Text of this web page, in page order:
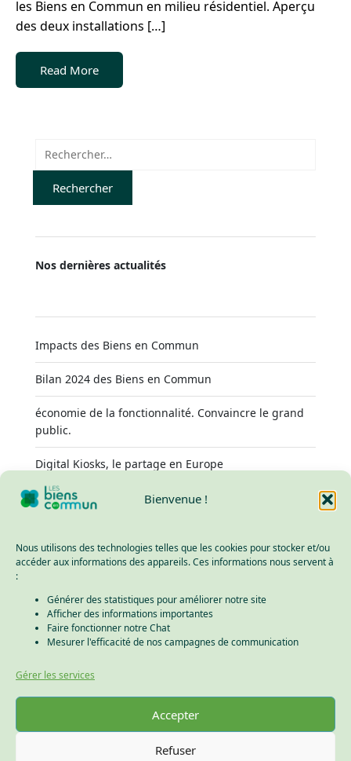
Bienvenue !
Nous utilisons des technologies telles que les cookies pour stocker et/ou
accéder aux informations des appareils. Ces informations nous servent à
:
Générer des statistiques pour améliorer notre site
Afficher des informations importantes
Faire fonctionner notre Chat
Mesurer l'efficacité de nos campagnes de communication
Gérer les services
Accepter
Refuser
les Biens en Commun en milieu résidentiel. Aperçu
des deux installations […]
Read More
Rechercher :
Nos dernières actualités
Impacts des Biens en Commun
Bilan 2024 des Biens en Commun
économie de la fonctionnalité. Convaincre le grand
public.
Digital Kiosks, le partage en Europe
Chiffres clefs des Biens en Commun
Nous contacter
Mail : contact@lesbiensencommun.com
Adresse :41 rue des Chartreux 69001 Lyon
Mentions légales